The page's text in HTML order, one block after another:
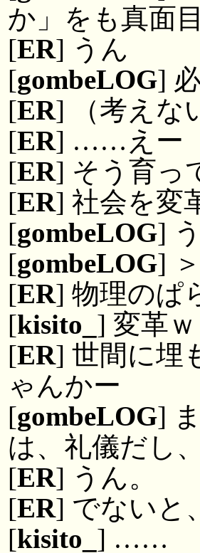
か」をも真面
[ER] うん
[gombeLOG]
[ER] （考えな
[ER] ……えー
[ER] そう育っ
[ER] 社会を変
[gombeLOG]
[gombeLOG]
[ER] 物理のぱ
[kisito_ ] 変革ｗ
[ER] 世間に埋
ゃんかー
[gombeLOG]
は、礼儀だし
[ER] うん。
[ER] でないと
[kisito_ ] ……